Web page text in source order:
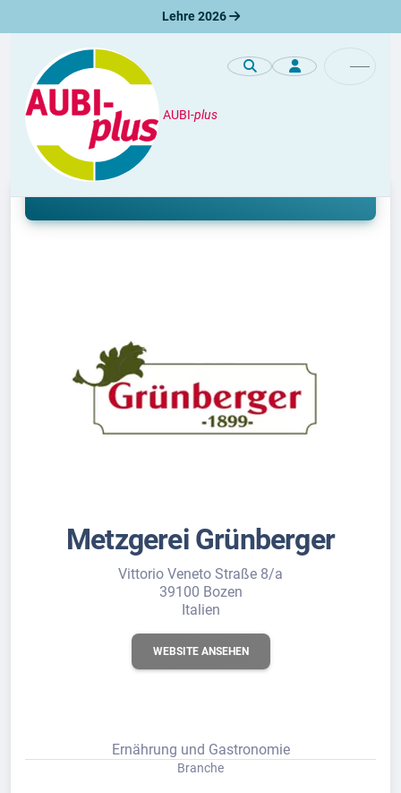
Lehre 2026
AUBI-plus
Unternehmen / Azienda
Lehre bei Metzgerei Grünberger
Metzgerei Grünberger
Vittorio Veneto Straße 8/a
39100 Bozen
Italien
WEBSITE ANSEHEN
Ernährung und Gastronomie
Branche